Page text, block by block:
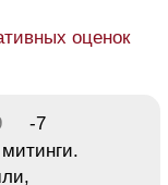
оценок
-7